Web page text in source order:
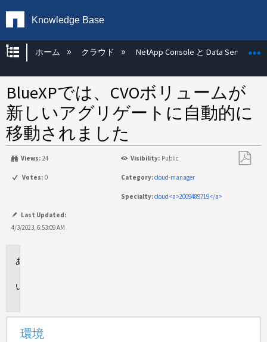
Knowledge Base
グローバル階層を展開/折りたたむ
ホーム クラウド NetApp Console と Data Services
BlueXPでは、CVOボリュームが
新しいアグリゲートに自動的に
移動されました
Views: 24 Visibility: Public
Votes: 0 Category:cloud-manager
Specialty:cloud<a>2009489719</a>
Last Updated:
4/3/2023, 6:53:09 AM
環境